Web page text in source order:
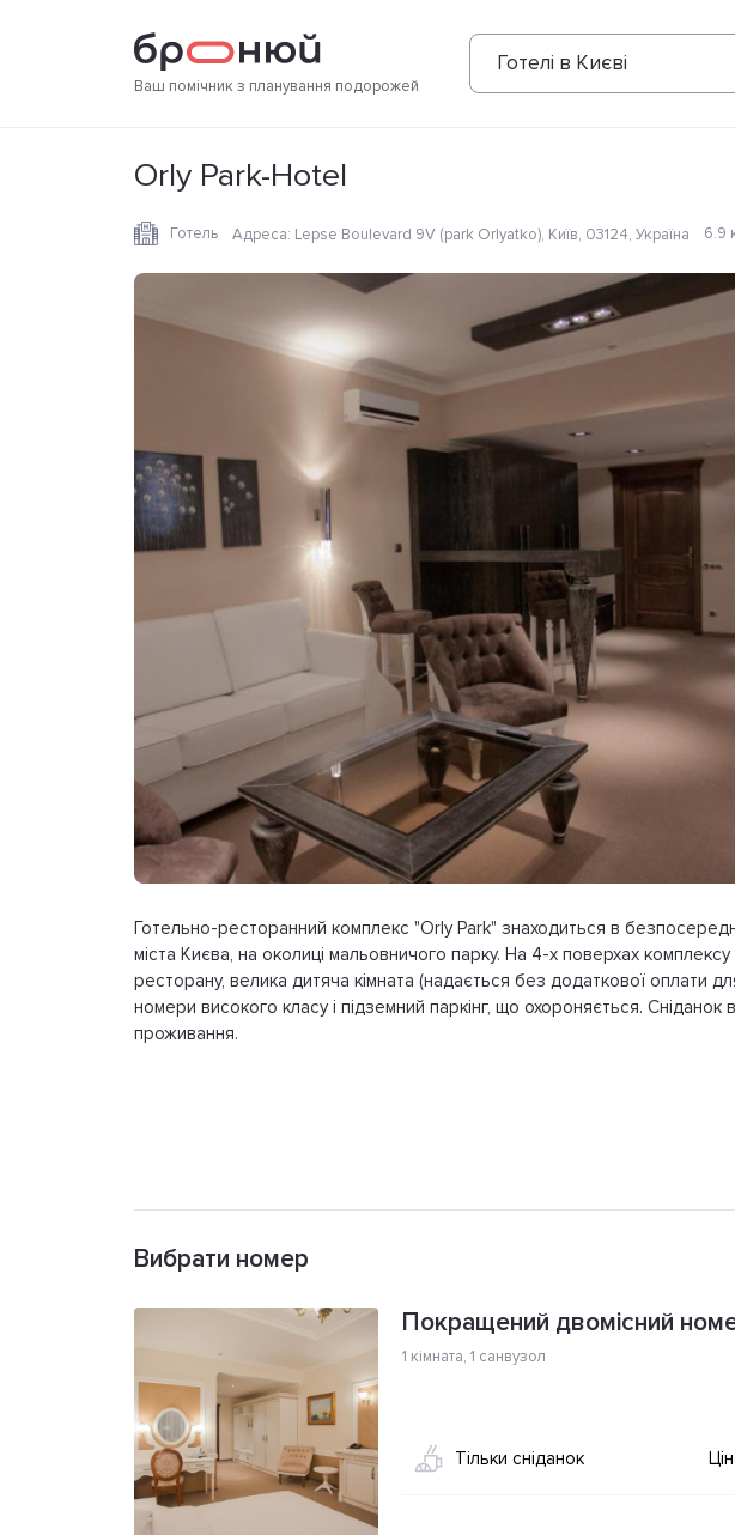
Ваш помічник з планування подорожей
Готелі в Києві
Фотографії Зручності Розташування
Orly Park-Hotel
Готель Адреса: Lepse Boulevard 9V (park Orlyatko), Київ, 03124, Україна 6.9
Готельно-ресторанний комплекс "Orly Park" знаходиться в
міста Києва, на околиці мальовничого парку. На 4-х поверхах комплексу
ресторану, велика дитяча кімната (надається без додаткової оплати
номери високого класу і підземний паркінг, що охороняється. Сніданок
проживання.
Вибрати номер
Покращений двомісний
1 кімната, 1 санвузол
Тільки сніданок